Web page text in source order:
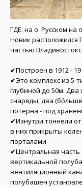
ГДЕ: на о. Русском
Новик расположился
частью
.
✔Построен в 1912 -
✔Это комплекс из 5-
глубиной до 50м.
снаряды, два
потерна - под
✔Изнутри тоннели
в них прикрыты
порталами
✔Центральная
вертикальной
вентиляционный
полубашен